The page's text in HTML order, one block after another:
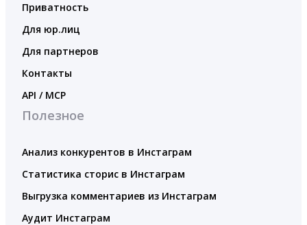
Приватность
Для юр.лиц
Для партнеров
Контакты
API / MCP
Полезное
Анализ конкурентов в Инстаграм
Статистика сторис в Инстаграм
Выгрузка комментариев из Инстаграм
Аудит Инстаграм